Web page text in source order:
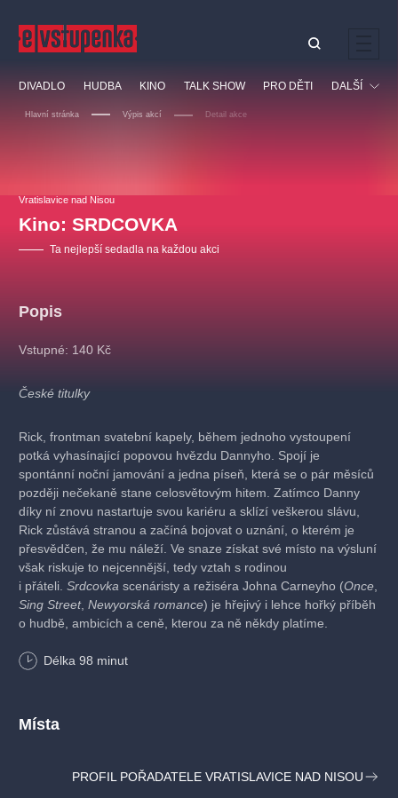
DIVADLO HUDBA KINO TALK SHOW PRO DĚTI DALŠÍ
Hlavní stránka Výpis akcí Detail akce
Vratislavice nad Nisou
Kino: SRDCOVKA
Ta nejlepší sedadla na každou akci
Popis
Vstupné: 140 Kč
České titulky
Rick, frontman svatební kapely, během jednoho vystoupení
potká vyhasínající popovou hvězdu Dannyho. Spojí je
spontánní noční jamování a jedna píseň, která se o pár měsíců
později nečekaně stane celosvětovým hitem. Zatímco Danny
díky ní znovu nastartuje svou kariéru a sklízí veškerou slávu,
Rick zůstává stranou a začíná bojovat o uznání, o kterém je
přesvědčen, že mu náleží. Ve snaze získat své místo na výsluní
však riskuje to nejcennější, tedy vztah s rodinou
i přáteli. Srdcovka scenáristy a režiséra Johna Carneyho (Once
Sing Street, Newyorská romance) je hřejivý i lehce hořký příběh
o hudbě, ambicích a ceně, kterou za ně někdy platíme.
Komedie/ Muzikál, Irsko/ USA, 2026, 98 min
Kamera: Yaron Orbach
Rory Keenan, Peter McDonald, Sophie Vavasseur, Paul Reid,
Délka 98 minut
Místa
PROFIL POŘADATELE VRATISLAVICE NAD NISOU
Nejnavštěvovanější
doporučujeme dfxs